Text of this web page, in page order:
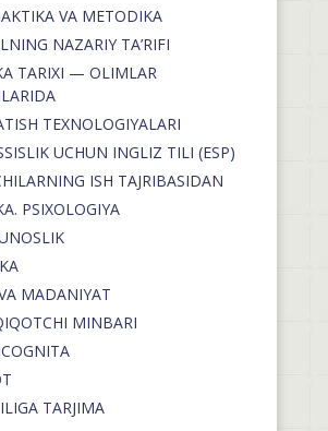
VA METODIKA
NAZARIY TA’RIFI
TARIXI — OLIMLAR
TEXNOLOGIYALARI
UCHUN INGLIZ TILI (ESP)
ISH TAJRIBASIDAN
PSIXOLOGIYA
MADANIYAT
MINBARI
TARJIMA